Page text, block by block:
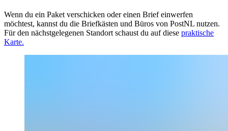
Wenn du ein Paket verschicken oder einen Brief einwerfen
möchtest, kannst du die Briefkästen und Büros von PostNL nutzen.
Für den nächstgelegenen Standort schaust du auf diese praktische
Karte.